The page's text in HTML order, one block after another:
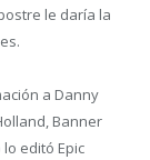
le daría la
a Danny
Banner
editó Epic